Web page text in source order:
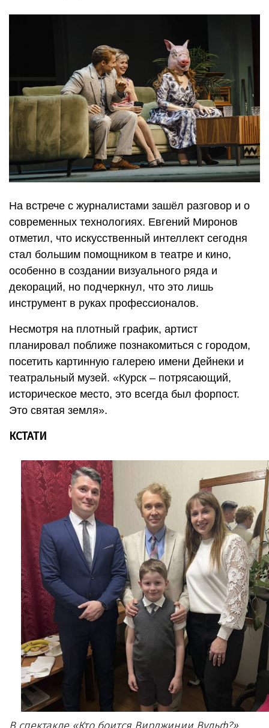
На встрече с журналистами зашёл разговор и о
современных технологиях. Евгений Миронов
отметил, что искусственный интеллект сегодня
стал большим помощником в театре и кино,
особенно в создании визуального ряда и
декораций, но подчеркнул, что это лишь
инструмент в руках профессионалов.
Несмотря на плотный график, артист
планировал поближе познакомиться с городом,
посетить картинную галерею имени Дейнеки и
театральный музей. «Курск – потрясающий,
историческое место, это всегда был форпост.
Это святая земля».
КСТАТИ